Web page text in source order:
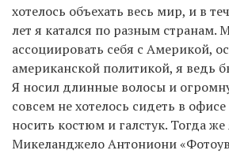
хотелось объехать весь мир, и в
лет я катался по разным странам.
ассоциировать себя с Америкой,
американской политикой, я ведь
Я носил длинные волосы и
совсем не хотелось сидеть в
носить костюм и галстук. Тогда
Микеланджело Антониони